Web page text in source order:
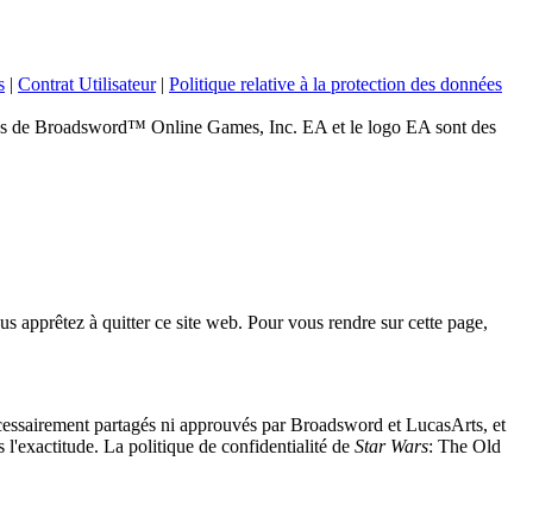
| Contrat Utilisateur | Politique relative à la protection des données
Broadsword™ Online Games, Inc. EA et le logo EA sont des
apprêtez à quitter ce site web. Pour vous rendre sur cette page,
partagés ni approuvés par Broadsword et LucasArts, et
l'exactitude. La politique de confidentialité de Star Wars: The Old